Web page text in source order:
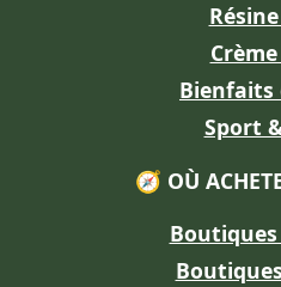
Crème
Bienfaits
Sport
🧭 OÙ